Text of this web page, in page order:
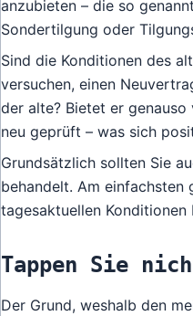
anzubieten – die so
Sondertilgung oder
Sind die Konditionen des
versuchen, einen
der alte? Bietet er
neu geprüft – was sich
Grundsätzlich sollten Sie
behandelt. Am einfachsten
tagesaktuellen Konditionen
Tappen Sie
Der Grund, weshalb den